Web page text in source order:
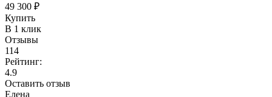
49 300 ₽
Купить
В 1 клик
Отзывы
114
Рейтинг:
4.9
Оставить отзыв
Елена